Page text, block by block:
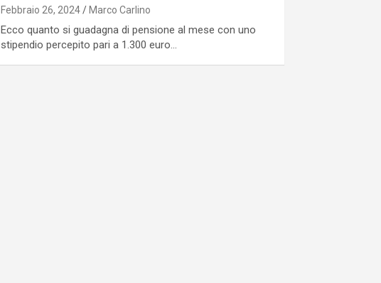
Febbraio 26, 2024 Marco Carlino
Ecco quanto si guadagna di pensione al mese con uno
stipendio percepito pari a 1.300 euro…